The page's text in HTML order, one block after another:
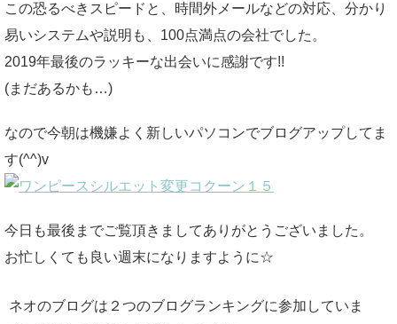
この恐るべきスピードと、時間外メールなどの対応、分かり
易いシステムや説明も、100点満点の会社でした。
2019年最後のラッキーな出会いに感謝です!!
(まだあるかも…)
なので今朝は機嫌よく新しいパソコンでブログアップしてま
す(^^)v
今日も最後までご覧頂きましてありがとうございました。
お忙しくても良い週末になりますように☆
ネオのブログは２つのブログランキングに参加していま